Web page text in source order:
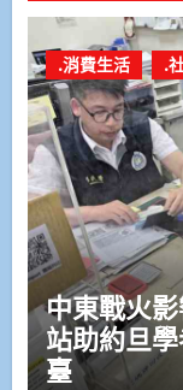
.消費生活 .
中東戰火
站助約旦
臺